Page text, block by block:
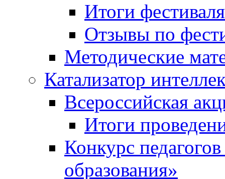
Итоги фестиваля
Отзывы по
Методические
Катализатор
Всероссийская
Итоги
Конкурс
образования»